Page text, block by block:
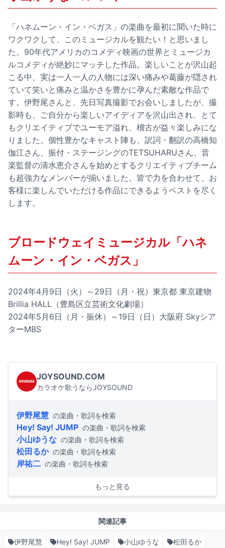
「ハネムーン・イン・ベガス」の楽曲を最初に聞いた時に
ワクワクして、このミュージカルを観たい！と思いまし
た。90年代アメリカのコメディ映画の世界とミュージカ
ルコメディが絶妙にマッチした作品。楽しいことが沢山起
こる中、実は一人一人の人物には深い痛みや葛藤が隠され
ていて笑いと痛みと温かさを豊かに孕んだ素敵な作品で
す。伊野尾さんと、先日写真撮影でお会いしましたが、撮
影時も、ご自分から楽しいアイディアを沢山出され、とて
もクリエイティブでユーモア溢れ、稽古が益々楽しみにな
りました。個性豊かなキャスト陣も、訳詞・翻訳の高橋知
伽江さん、振付・ステージングのTETSUHARUさん、音
楽監督の清水恵介さんを始めとするクリエイティブチーム
も超強力なメンバーが揃いました。皆で力を合わせて、お
客様に楽しんでいただける作品にできるようベストを尽く
します。
ブロードウェイミュージカル「ハネ
ムーン・イン・ベガス」
2024年4月9日（火）～29日（月・祝）東京都 東京建物
Brillia HALL（豊島区立芸術文化劇場）
2024年5月6日（月・振休）～19日（日）大阪府 Skyシア
ターMBS
JOYSOUND.COM
カラオケ歌うならJOYSOUND
伊野尾慧 の楽曲・歌詞を検索
Hey! Say! JUMP の楽曲・歌詞を検索
小山ゆうな の楽曲・歌詞を検索
松田るか の楽曲・歌詞を検索
岸祐二 の楽曲・歌詞を検索
もっと見る
関連記事
伊野尾慧 Hey! Say! JUMP 小山ゆうな
松田るか